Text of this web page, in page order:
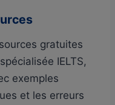
gratuites
IELTS,
exemples
et les erreurs